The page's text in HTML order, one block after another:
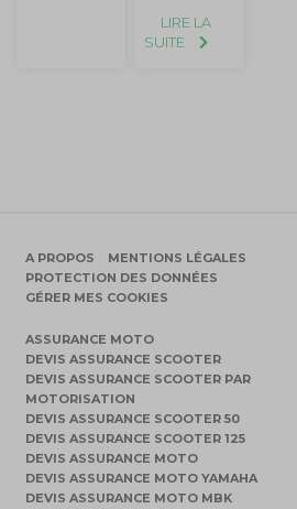
LIRE LA
SUITE
A PROPOS
MENTIONS LÉGALES
PROTECTION DES DONNÉES
GÉRER MES COOKIES
ASSURANCE MOTO
DEVIS ASSURANCE SCOOTER
DEVIS ASSURANCE SCOOTER PAR
MOTORISATION
DEVIS ASSURANCE SCOOTER 50
DEVIS ASSURANCE SCOOTER 125
DEVIS ASSURANCE MOTO
DEVIS ASSURANCE MOTO YAMAHA
DEVIS ASSURANCE MOTO MBK